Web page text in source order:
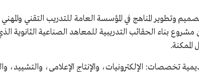
بناء الحقائب التدريبية للمعاهد الصناعية الثانوية
الممكنة.
تخصصات: الإلكترونيات، والإنتاج الإعلامي، والتشييد،